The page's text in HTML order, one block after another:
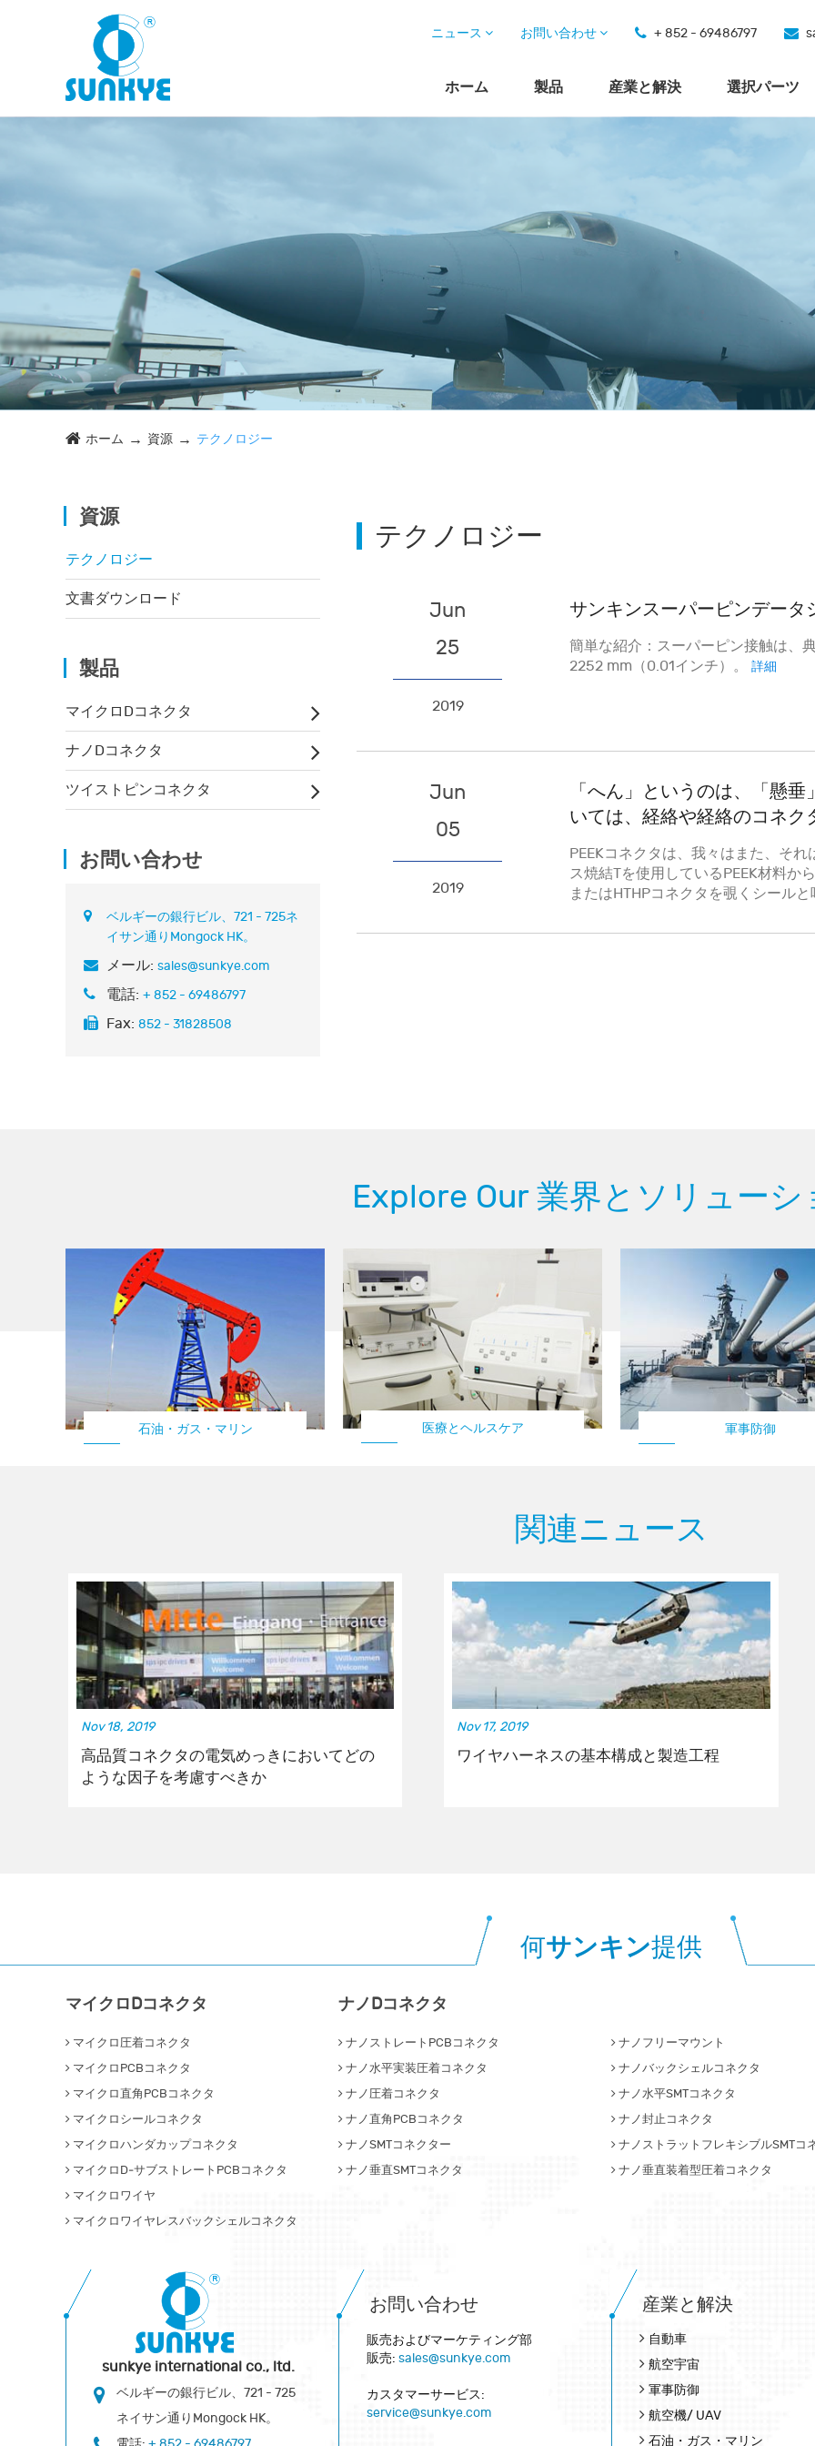
ニュース お問い合わせ + 852 - 69486797
ホーム 製品 産業と解決 選択パーツ
ホーム 資源 テクノロジー
資源
テクノロジー
文書ダウンロード
製品
マイクロDコネクタ
ナノDコネクタ
ツイストピンコネクタ
お問い合わせ
ベルギーの銀行ビル、721 - 725ネ
イサン通りMongock HK。
メール: sales@sunkye.com
電話: + 852 - 69486797
Fax: 852 - 31828508
テクノロジー
サンキンスーパーピンデータ
Jun
25
2019
簡単な紹介：スーパーピン接触は、
2252 mm（0.01インチ）。 詳細
「へん」というのは、「懸
いては、経絡や経絡のコネ
Jun
05
2019
PEEKコネクタは、我々はまた、そ
ス焼結Tを使用しているPEEK材料か
またはHTHPコネクタを覗くシール
Explore Our 業界とソリューシ
石油・ガス・マリン 医療とヘルスケア 軍事防御
自動車
関連ニュース
Nov 18, 2019
高品質コネクタの電気めっきにおいてどの
ような因子を考慮すべきか
Nov 17, 2019
ワイヤハーネスの基本構成と製造工程
何サンキン提供
マイクロDコネクタ
マイクロ圧着コネクタ
マイクロPCBコネクタ
マイクロ直角PCBコネクタ
マイクロシールコネクタ
マイクロハンダカップコネクタ
マイクロD‐サブストレートPCBコネクタ
マイクロワイヤ
マイクロワイヤレスバックシェルコネクタ
ナノDコネクタ
ナノストレートPCBコネクタ
ナノフリーマウント
ナノ水平実装圧着コネクタ
ナノバックシェルコネクタ
ナノ圧着コネクタ
ナノ水平SMTコネクタ
ナノ直角PCBコネクタ
ナノ封止コネクタ
ナノSMTコネクター
ナノストラットフレキシブルSMTコ
ナノ垂直SMTコネクタ
ナノ垂直装着型圧着コネクタ
sunkye international co., ltd.
ベルギーの銀行ビル、721 - 725
ネイサン通りMongock HK。
お問い合わせ
販売およびマーケティング部
販売: sales@sunkye.com
カスタマーサービス:
service@sunkye.com
産業と解決
自動車
航空宇宙
軍事防御
航空機/ UAV
石油・ガス・マリン